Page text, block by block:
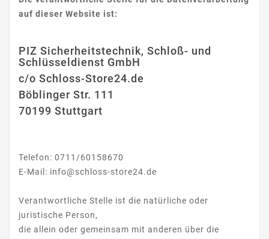
auf dieser Website ist:
PIZ Sicherheitstechnik, Schloß- und
Schlüsseldienst GmbH
c/o Schloss-Store24.de
Böblinger Str. 111
70199 Stuttgart
Telefon: 0711/60158670
E-Mail: info@schloss-store24.de
Verantwortliche Stelle ist die natürliche oder
juristische Person,
die allein oder gemeinsam mit anderen über die